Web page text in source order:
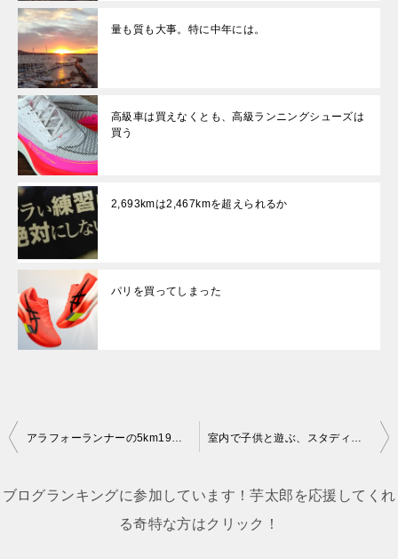
量も質も大事。特に中年には。
高級車は買えなくとも、高級ランニングシューズは
買う
2,693kmは2,467kmを超えられるか
パリを買ってしまった
投
ナ
アラフォーランナーの5km19分切り練習方法(1ヶ月前練習から) 室内で子供と遊ぶ、スタディ将棋を楽天で購入。初心者には『歩なし将棋』がおすすめ！
ブログランキングに参加しています！芋太郎を応援してくれ
る奇特な方はクリック！